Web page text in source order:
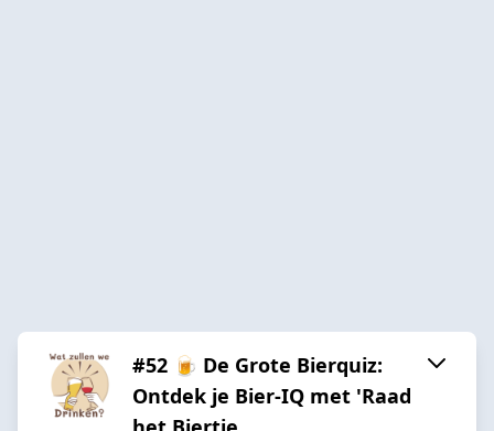
#52 🍺 De Grote Bierquiz:
Ontdek je Bier-IQ met 'Raad